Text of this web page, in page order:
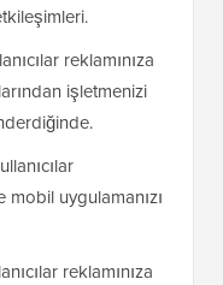
reklamınıza
işletmenizi
mobil uygulamanızı
reklamınıza